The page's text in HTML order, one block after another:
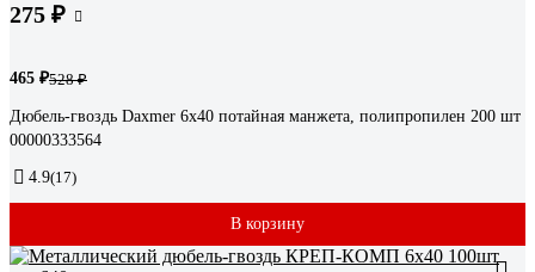
275 ₽
465 ₽528 ₽
Дюбель-гвоздь Daxmer 6х40 потайная манжета, полипропилен 200 шт
00000333564
4.9(17)
В корзину